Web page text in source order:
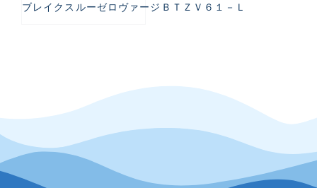
ブレイクスルーゼロヴァージＢＴＺＶ６１－Ｌ